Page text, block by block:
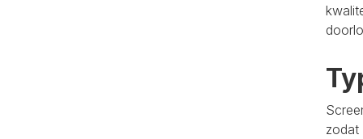
zodat